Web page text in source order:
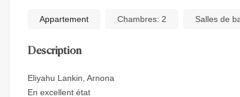
Appartement Chambres: 2 Salles de
Description
Eliyahu Lankin, Arnona
En excellent état